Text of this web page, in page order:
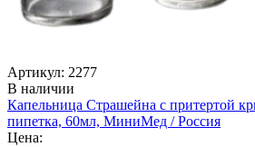
Артикул: 2277
В наличии
Капельница Страшейна с притертой
пипетка, 60мл, МиниМед / Россия
Цена: